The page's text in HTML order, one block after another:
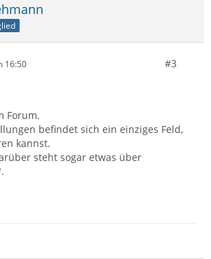
16:50 #3
Forum.
befindet sich ein einziges Feld,
kannst.
steht sogar etwas über